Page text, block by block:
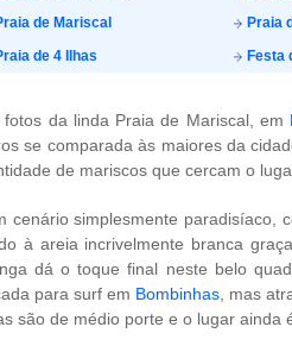
de Mariscal
Praia
de 4 Ilhas
Festa
fotos da linda Praia de Mariscal, em
se comparada às maiores da
de mariscos que cercam o
cenário simplesmente paradisíaco,
à areia incrivelmente branca
dá o toque final neste belo
para surf em Bombinhas , mas
são de médio porte e o lugar ainda